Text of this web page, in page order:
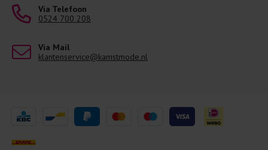
Via Telefoon
0524 700 208
Via Mail
klantenservice@kamstmode.nl